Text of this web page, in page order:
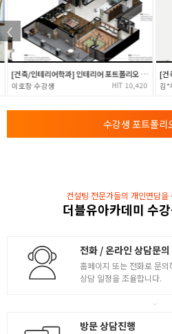
3
- 표준함수의 활용 및 사용자 정
- 가변인자를 가지는 함수와 함
- 기본 파일 입출력 및 메모리 구
- 포인터 변수의 활용
- 배열변수와 포인터변수와 동
- Call By Reference, Value
4
구조체와 모듈화
- 구조체의 이해 및 자기참조
[건축/인테리어학과] 인테리어 포트폴리오 - (주)엑스온스튜디오 취업
이호창 10,420
[건
김*
수강생 포트폴리
컨설팅 전문가들의 개인면담
더블유아카데미 수
전화 / 온라인 상담문의
홈페이지 또는 전화로 문
상담 일정을 조율합니다.
방문 상담진행